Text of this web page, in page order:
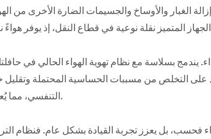
الغبار والأوساخ والجسيمات الضارة الأخرى من
يندمج بسلاسة مع نظام تهوية الهواء الحالي في
على التخلص من مسببات الحساسية المحتملة وتقليل
فحسب، بل يعزز تجربة القيادة بشكل عام. فنظام